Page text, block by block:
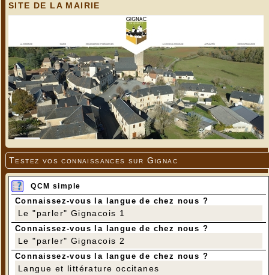
SITE DE LA MAIRIE
Testez vos connaissances sur Gignac
QCM simple
Connaissez-vous la langue de chez nous ?
Le "parler" Gignacois 1
Connaissez-vous la langue de chez nous ?
Le "parler" Gignacois 2
Connaissez-vous la langue de chez nous ?
Langue et littérature occitanes